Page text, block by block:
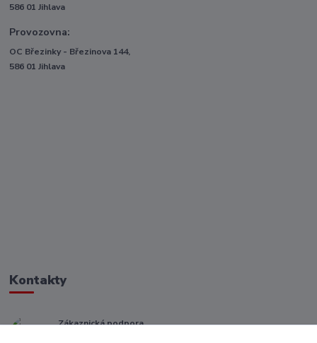
586 01 Jihlava
Provozovna:
OC Březinky - Březinova 144,
586 01 Jihlava
Kontakty
Zákaznická podpora